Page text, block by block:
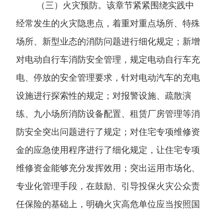
（三）火灾预防。该章节紧紧围绕实践中
经常发生的火灾隐患点，着重对重点场所、特殊
场所、新型业态的消防问题进行细化规定；新增
对电动自行车消防安全管理，规定电动自行车充
电、停放的安全管理要求，针对电动汽车的充电
设施进行探索性的规定；对报警设施、疏散演
练、九小场所消防设备配置、租赁厂房管理等消
防安全突出问题进行了规定；对住宅专项维修资
金的应急使用程序进行了细化规定，让住宅专项
维修资金能够充分发挥效用；突出运用市场化、
专业化管理手段，在鼓励、引导投保火灾公众责
任保险的基础上，明确火灾高危单位应当按照国